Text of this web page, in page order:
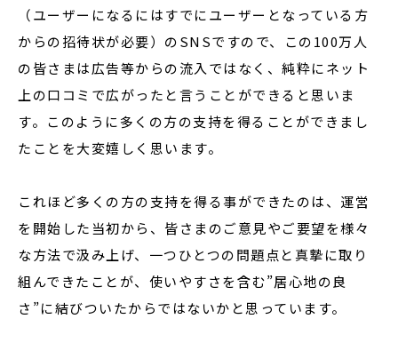
（ユーザーになるにはすでにユーザーとなっている方
からの招待状が必要）のSNSですので、この100万人
の皆さまは広告等からの流入ではなく、純粋にネット
上の口コミで広がったと言うことができると思いま
す。このように多くの方の支持を得ることができまし
たことを大変嬉しく思います。
これほど多くの方の支持を得る事ができたのは、運営
を開始した当初から、皆さまのご意見やご要望を様々
な方法で汲み上げ、一つひとつの問題点と真摯に取り
組んできたことが、使いやすさを含む”居心地の良
さ”に結びついたからではないかと思っています。